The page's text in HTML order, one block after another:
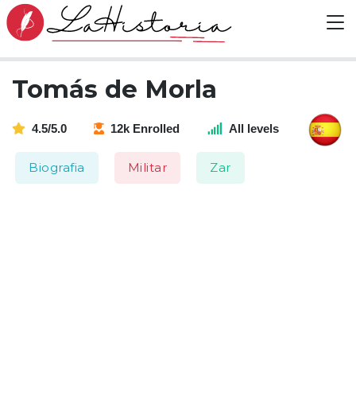
Tomás de Morla
4.5/5.0 12k Enrolled All levels
Biografia Militar Zar